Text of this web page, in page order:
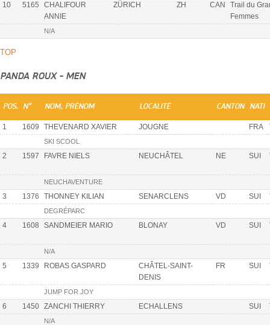
10 5165
CHALIFOUR
ANNIE
ZÜRICH ZH CAN
Trail du
Femmes
N/A
TOP
PANDA ROUX - MEN
POS. N° NOM, PRÉNOM LOCALITÉ CANTON NATI
1 1609 THEVENARD XAVIER JOUGNE FRA
SKI SCOOL
2 1597 FAVRE NIELS NEUCHÂTEL NE SUI
NEUCHAVENTURE
3 1376 THONNEY KILIAN SENARCLENS VD SUI
DEGRÉPARC
4 1608 SANDMEIER MARIO BLONAY VD SUI
N/A
5 1339 ROBAS GASPARD
CHÂTEL-SAINT-
DENIS
FR SUI
JUMP FOR JOY
6 1450 ZANCHI THIERRY ECHALLENS SUI
N/A